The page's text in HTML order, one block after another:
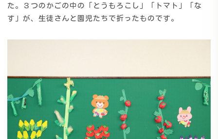
た。３つのかごの中の「とうもろこし」「トマト」「な
す」が、生徒さんと園児たちで折ったものです。